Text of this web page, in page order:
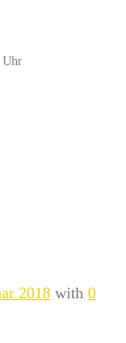
Uhr
2018 with 0